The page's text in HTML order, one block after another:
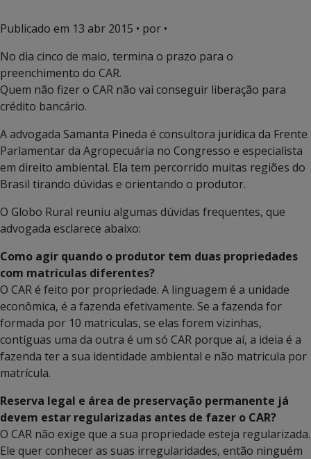
Publicado em 13 abr 2015 • por •
No dia cinco de maio, termina o prazo para o
preenchimento do CAR.
Quem não fizer o CAR não vai conseguir liberação para
crédito bancário.
A advogada Samanta Pineda é consultora jurídica da Frente
Parlamentar da Agropecuária no Congresso e especialista
em direito ambiental. Ela tem percorrido muitas regiões do
Brasil tirando dúvidas e orientando o produtor.
O Globo Rural reuniu algumas dúvidas frequentes, que
advogada esclarece abaixo:
Como agir quando o produtor tem duas propriedades
com matrículas diferentes?
O CAR é feito por propriedade. A linguagem é a unidade
econômica, é a fazenda efetivamente. Se a fazenda for
formada por 10 matriculas, se elas forem vizinhas,
contíguas uma da outra é um só CAR porque aí, a ideia é a
fazenda ter a sua identidade ambiental e não matricula por
matrícula.
Reserva legal e área de preservação permanente já
devem estar regularizadas antes de fazer o CAR?
O CAR não exige que a sua propriedade esteja regularizada.
Ele quer conhecer as suas irregularidades, então ninguém